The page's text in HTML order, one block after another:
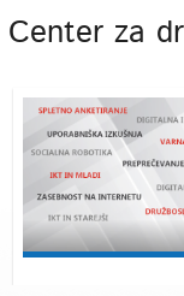
Center za